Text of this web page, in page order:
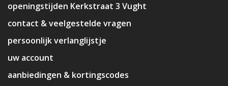
openingstijden Kerkstraat 3 Vught
contact & veelgestelde vragen
persoonlijk verlanglijstje
uw account
aanbiedingen & kortingscodes